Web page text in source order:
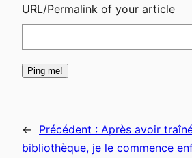
URL/Permalink of your article
← Précédent : Après avoir
bibliothèque, je le commence